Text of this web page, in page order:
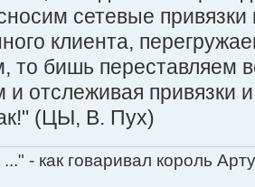
сетевые
клиента,
то бишь переставляем
и отслеживая привязки
(ЦЫ, В. Пух)
- как говаривал король